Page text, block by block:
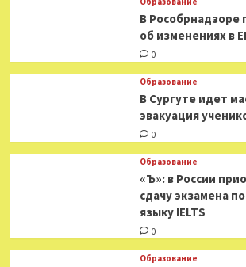
В Рособрнадзоре
об изменениях в
0
Образование
В Сургуте идет
эвакуация
0
Образование
«Ъ»: в России
сдачу экзамена
языку IELTS
0
Образование